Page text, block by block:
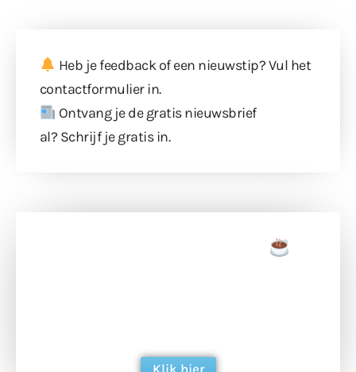
Heb je feedback of een nieuwstip? Vul het
contactformulierin.
Ontvang je de gratis nieuwsbrief
al? Schrijf je gratis in.
Klik hier